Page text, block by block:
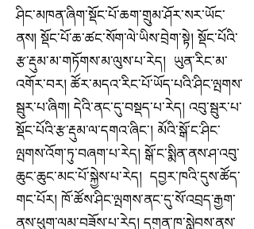
ཤིང་མཁན་ཞིག་སྡོང་པོ་ཆག་གྲུམ་ཤོར་སར་ཡོང་
ནས། སྡོང་པོ་ཆ་ཚང་སོག་ལེ་ཡིས་བྲེག་སྟེ། སྡོང་པོའི་
རྩ་རྡུམ་མ་གཏོགས་མ་ལུས་པ་རེད། ཡུན་རིང་མ་
འགོར་བར། ཚོར་མདའ་རིང་པོ་ཡོད་པའི་ཤིང་ལྤགས་
སྦུར་པ་ཞིག། དེའི་ནང་དུ་བསྡད་པ་རེད། འབུ་སྦུར་པ་
སྡོང་པོའི་རྩ་རྡུམ་ལ་དགའ་ཞིང་། མོའི་སྒོ་ང་ཤིང་
ལྤགས་འོག་ཏུ་བཞག་པ་རེད། སྒོ་ང་སྨིན་ནས་ཤ་འབུ་
ཆུང་ཆུང་མང་པོ་སྐྱེས་པ་རེད། དབྱར་ཁའི་དུས་ཚོད་
གང་པོར། ཁོ་ཚོས་ཤིང་ལྤགས་ནང་དུ་སོ་འབྲད་རྒྱག་
ནས་ཕུག་ལམ་བཟོས་པ་རེད། དགུན་ཁ་སླེབས་ནས་